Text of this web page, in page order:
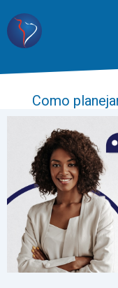
Como